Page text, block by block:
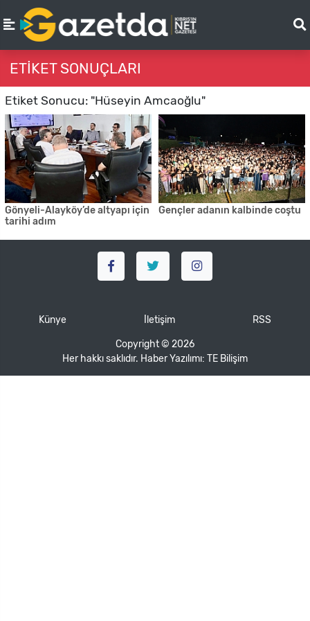
ETIKET SONUÇLARI
Etiket Sonucu: "Hüseyin Amcaoğlu"
Gönyeli-Alayköy’de altyapı için
tarihi adım
Gençler adanın kalbinde coştu
Künye İletişim RSS
Copyright © 2026
Her hakkı saklıdır. Haber Yazılımı: TE Bilişim